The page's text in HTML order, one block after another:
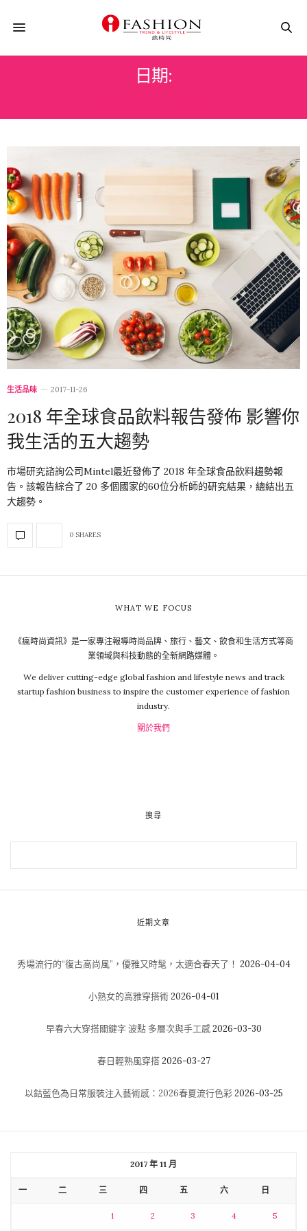
日期:
生活品味 2017-11-26
2018 年全球食品飲料報告發佈 影響你
我生活的五大趨勢
市場研究諮詢公司Mintel最近發佈了 2018 年全球食品飲料趨勢報
告。該報告綜合了 20 多個國家的60位分析師的研究結果，總結出五
大趨勢。
0 SHARES
WHAT WE FOCUS
《瘋時尚資訊》是一家專注報導時尚品牌、旅行、藝文、飲食和生活方式等商
業領域與科技動態的全新網路媒體。
We deliver cutting-edge global fashion and lifestyle news and track
startup fashion business to inspire the customer experience of fashion
industry.
關於我們
搜尋
近期文章
秀場流行的“復古高尚風”，優雅又時髦，太適合春天了！ 2026-04-04
小熟女的高雅穿搭術 2026-04-01
早春六大穿搭關鍵字 波點 多層次與手工感 2026-03-30
春日輕熟風穿搭 2026-03-27
以鈷藍色為日常服裝注入藝術感：2026春夏流行色彩 2026-03-25
2017 年 11 月
一 二 三 四 五 六 日
1 2 3 4 5